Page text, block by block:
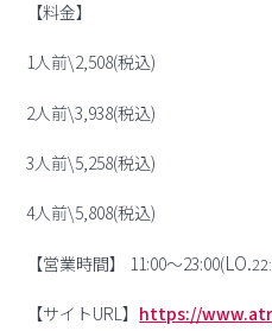
【料金】
1人前\2,508(税込)
2人前\3,938(税込)
3人前\5,258(税込)
4人前\5,808(税込)
【営業時間】 11:00〜23:00(LO.
【サイトURL】 https://